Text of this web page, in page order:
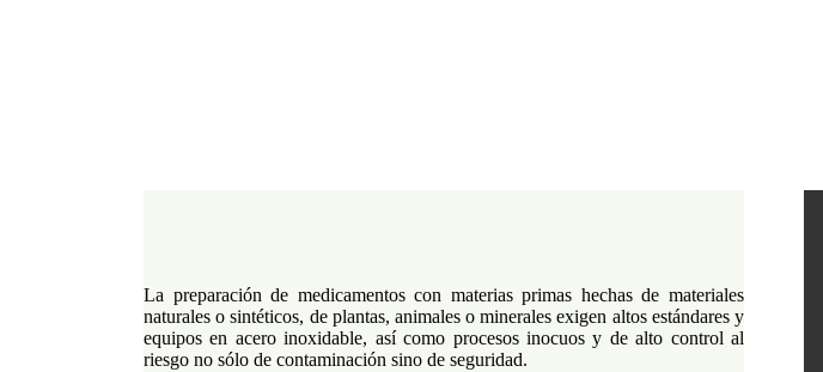
La preparación de medicamentos con materias primas hechas de materiales
naturales o sintéticos, de plantas, animales o minerales exigen altos estándares y
equipos en acero inoxidable, así como procesos inocuos y de alto control al
riesgo no sólo de contaminación sino de seguridad.